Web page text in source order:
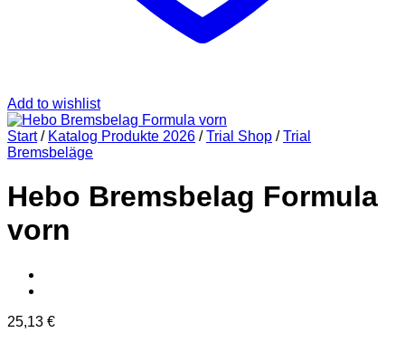
Add to wishlist
Start / Katalog Produkte 2026 / Trial Shop / Trial
Bremsbeläge
Hebo Bremsbelag Formula
vorn
25,13 €